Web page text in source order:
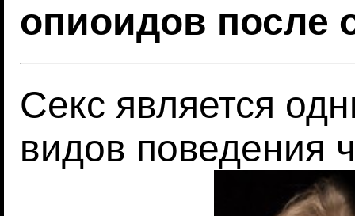
опиоидов после
Секс является
видов поведения